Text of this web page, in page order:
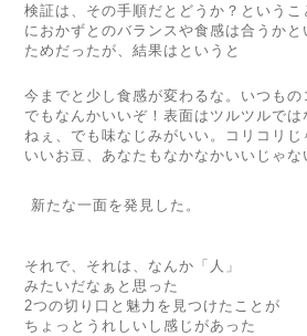
検証は、その手順だとどうか？というこ
に おかずとのバランスや食感は合うか
ためだったが、 結果はというと
今までと少し食感が変わるな。いつもの
でもなんかいいぞ！ 表面はツルツルで
ねぇ、でも味なじみがいい。
コリコリ
いいお豆、 あなたもなかなかいいじゃな
新たな一面を発見した。
それで、それは、なんか「人」
みたいだなぁと思った
2つの切り口と魅力を見つけたことが
ちょっとうれしいし感じがあった